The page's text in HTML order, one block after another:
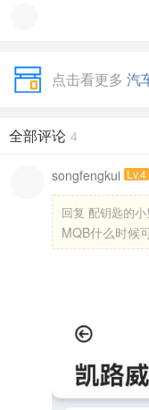
点击看更多 汽
全部评论 4
songfengkui Lv.4
回复 配钥匙的
MQB什么时候